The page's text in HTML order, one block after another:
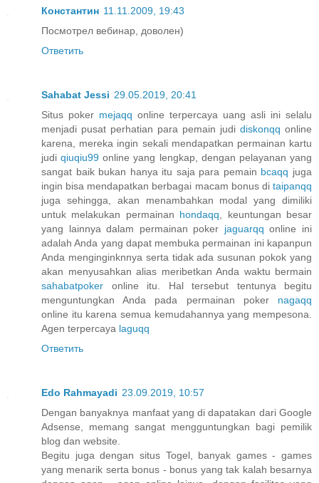
Константин 11.11.2009, 19:43
Посмотрел вебинар, доволен)
Ответить
Sahabat Jessi 29.05.2019, 20:41
Situs poker mejaqq online terpercaya uang asli ini selalu
menjadi pusat perhatian para pemain judi diskonqq online
karena, mereka ingin sekali mendapatkan permainan kartu
judiqiuqiu99 online yang lengkap, dengan pelayanan yang
sangat baik bukan hanya itu saja para pemain bcaqq juga
ingin bisa mendapatkan berbagai macam bonus di taipanqq
juga sehingga, akan menambahkan modal yang dimiliki
untuk melakukan permainan hondaqq , keuntungan besar
yang lainnya dalam permainan poker jaguarqq online ini
adalah Anda yang dapat membuka permainan ini kapanpun
Anda menginginknnya serta tidak ada susunan pokok yang
akan menyusahkan alias meribetkan Anda waktu bermain
sahabatpoker online itu. Hal tersebut tentunya begitu
menguntungkan Anda pada permainan poker nagaqq
online itu karena semua kemudahannya yang mempesona.
Agen terpercaya laguqq
Ответить
Edo Rahmayadi 23.09.2019, 10:57
Dengan banyaknya manfaat yang di dapatakan dari Google
Adsense, memang sangat mengguntungkan bagi pemilik
blog dan website.
Begitu juga dengan situs Togel, banyak games - games
yang menarik serta bonus - bonus yang tak kalah besarnya